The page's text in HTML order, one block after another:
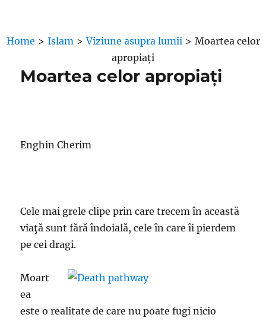
Home > Islam > Viziune asupra lumii > Moartea celor
apropiați
Moartea celor apropiați
Enghin Cherim
Cele mai grele clipe prin care trecem în această
viaţă sunt fără îndoială, cele în care îi pierdem
pe cei dragi.
Moart
ea
este o realitate de care nu poate fugi nicio